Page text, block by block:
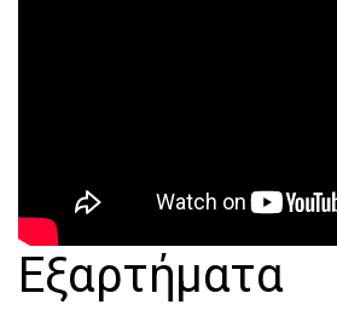
Εξαρτήματα